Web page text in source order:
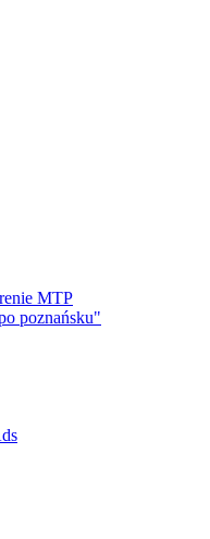
MTP
poznańsku"